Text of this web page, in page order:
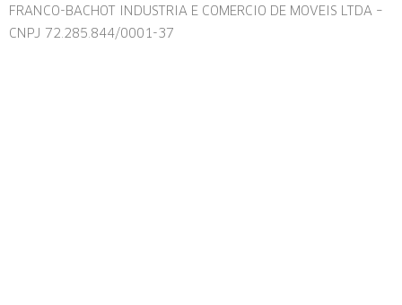
FRANCO-BACHOT INDUSTRIA E COMERCIO DE MOVEIS LTDA –
CNPJ 72.285.844/0001-37